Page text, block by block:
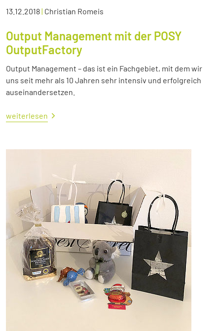
13.12.2018| Christian Romeis
Output Management mit der POSY
OutputFactory
Output Management – das ist ein Fachgebiet, mit dem wir
uns seit mehr als 10 Jahren sehr intensiv und erfolgreich
auseinandersetzen.
weiterlesen